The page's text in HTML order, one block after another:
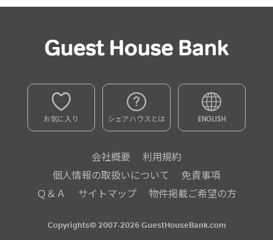
お気に入り シェアハウスとは ENGLISH
会社概要
利用規約
個人情報の取扱いについて
免責事項
Ｑ＆Ａ
サイトマップ 物件掲載ご希望の方
Copyrights© 2007-2026 GuestHouseBank.com